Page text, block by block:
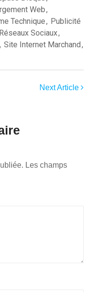
Web,
Technique, Publicité
Réseaux Sociaux,
, Site Internet Marchand,
Next Article
Les champs